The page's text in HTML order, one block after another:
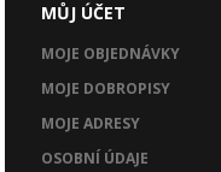
MŮJ ÚČET
MOJE OBJEDNÁVKY
MOJE DOBROPISY
MOJE ADRESY
OSOBNÍ ÚDAJE